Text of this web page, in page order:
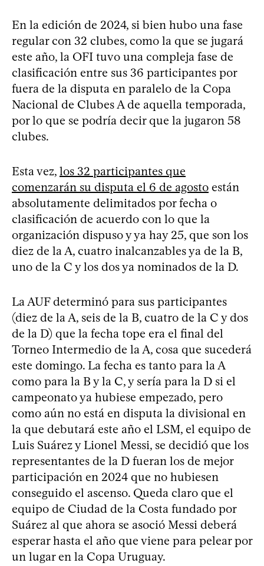
En la edición de 2024, si bien hubo una fase
regular con 32 clubes, como la que se jugará
este año, la OFI tuvo una compleja fase de
clasificación entre sus 36 participantes por
fuera de la disputa en paralelo de la Copa
Nacional de Clubes A de aquella temporada,
por lo que se podría decir que la jugaron 58
clubes.
Esta vez, los 32 participantes que
comenzarán su disputa el 6 de agosto están
absolutamente delimitados por fecha o
clasificación de acuerdo con lo que la
organización dispuso y ya hay 25, que son los
diez de la A, cuatro inalcanzables ya de la B,
uno de la C y los dos ya nominados de la D.
La AUF determinó para sus participantes
(diez de la A, seis de la B, cuatro de la C y dos
de la D) que la fecha tope era el final del
Torneo Intermedio de la A, cosa que sucederá
este domingo. La fecha es tanto para la A
como para la B y la C, y sería para la D si el
campeonato ya hubiese empezado, pero
como aún no está en disputa la divisional en
la que debutará este año el LSM, el equipo de
Luis Suárez y Lionel Messi, se decidió que los
representantes de la D fueran los de mejor
participación en 2024 que no hubiesen
conseguido el ascenso. Queda claro que el
equipo de Ciudad de la Costa fundado por
Suárez al que ahora se asoció Messi deberá
esperar hasta el año que viene para pelear por
un lugar en la Copa Uruguay.